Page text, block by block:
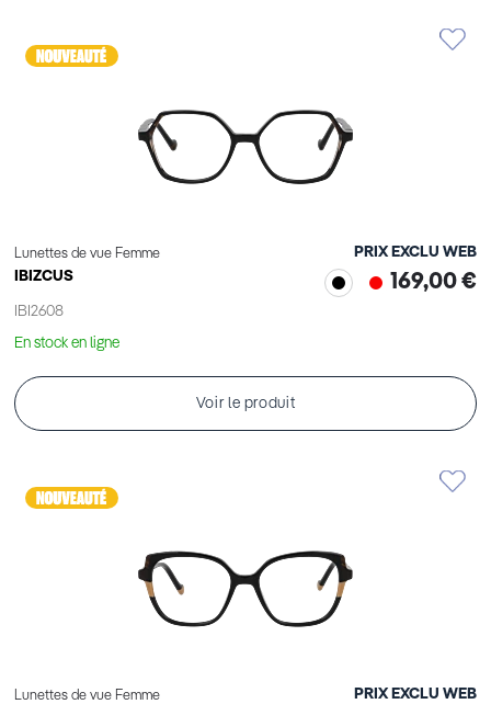
Lunettes de vue Femme
IBIZCUS
IBI2608
PRIX EXCLU WEB
169,00 €
En stock en ligne
Voir le produit
Lunettes de vue Femme PRIX EXCLU WEB